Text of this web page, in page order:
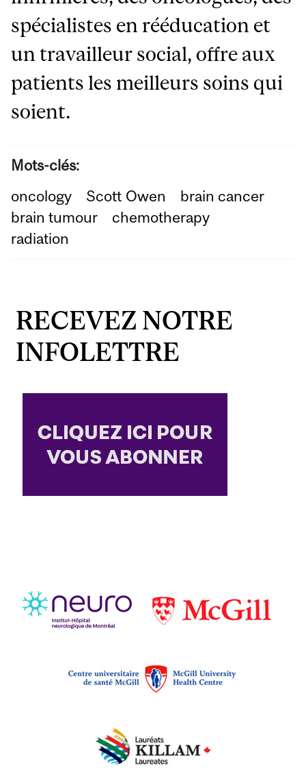
spécialistes en rééducation et
un travailleur social, offre aux
patients les meilleurs soins qui
soient.
Mots-clés:
oncology
Scott Owen
brain cancer
brain tumour
chemotherapy
radiation
RECEVEZ NOTRE
INFOLETTRE